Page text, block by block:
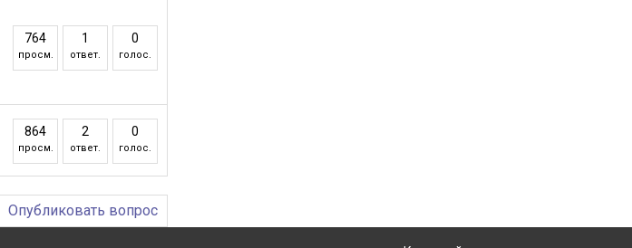
764
просм.
1
ответ.
0
голос.
864
просм.
2
ответ.
0
голос.
Опубликовать вопрос